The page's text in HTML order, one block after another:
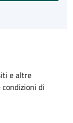
e altre
di